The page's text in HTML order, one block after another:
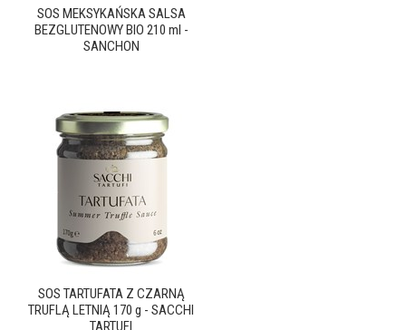
SOS MEKSYKAŃSKA SALSA
BEZGLUTENOWY BIO 210 ml -
SANCHON
SOS TARTUFATA Z CZARNĄ
TRUFLĄ LETNIĄ 170 g - SACCHI
TARTUFI